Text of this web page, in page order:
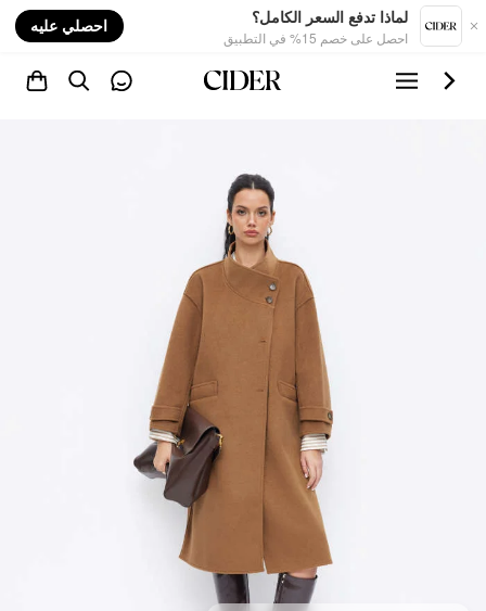
لماذا تدفع السعر الكامل؟
احصل على خصم 15% في التطبيق
احصلي عليه